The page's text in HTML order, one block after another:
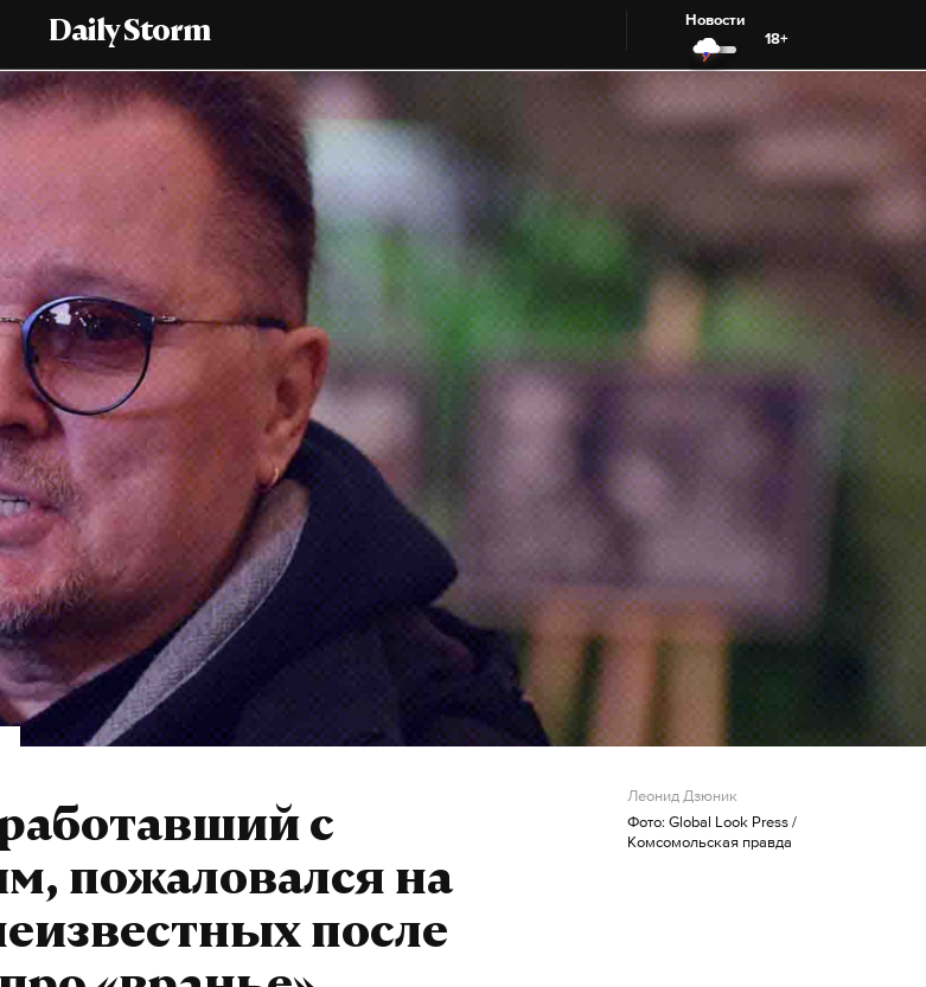
Daily Storm
Новости
18+
с
пожаловался на
после
Леонид Дзюник
Фото: Global Look Press /
Комсомольская правда